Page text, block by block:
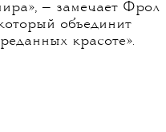
— замечает Фрол
объединит
красоте».